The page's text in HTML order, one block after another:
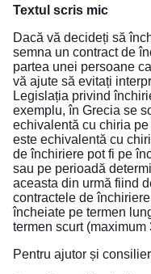
Textul scris mic
Dacă vă decideți să
semna un contract de
partea unei persoane
vă ajute să evitați
Legislația privind
exemplu, în Grecia se
echivalentă cu chiria
este echivalentă cu
de închiriere pot fi pe
sau pe perioadă
aceasta din urmă fiind
contractele de
încheiate pe termen
termen scurt (maximum
Pentru ajutor și